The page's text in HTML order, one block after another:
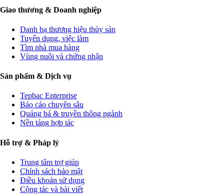
Giao thương & Doanh nghiệp
Danh bạ thương hiệu thủy sản
Tuyển dụng, việc làm
Tìm nhà mua hàng
Vùng nuôi và chứng nhận
Sản phẩm & Dịch vụ
Tepbac Enterprise
Báo cáo chuyên sâu
Quảng bá & truyền thông ngành
Nền tảng hợp tác
Hỗ trợ & Pháp lý
Trung tâm trợ giúp
Chính sách bảo mật
Điều khoản sử dụng
Cộng tác và bài viết